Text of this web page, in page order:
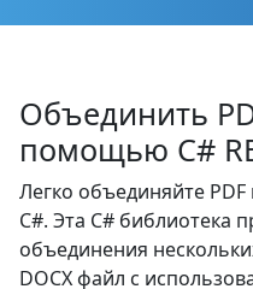
Объединить
помощью C#
Легко объединяйте
C#. Эта C# библиотека
объединения
DOCX файл с